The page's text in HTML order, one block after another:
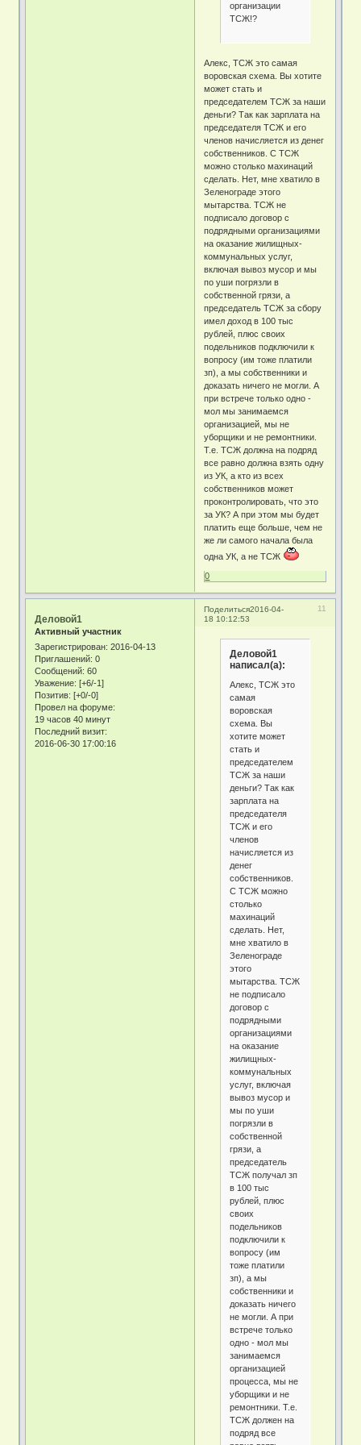
организации
ТСЖ!?
Алекс, ТСЖ это самая
воровская схема. Вы хотите
может стать и
председателем ТСЖ за наши
деньги? Так как зарплата на
председателя ТСЖ и его
членов начисляется из денег
собственников. С ТСЖ
можно столько махинаций
сделать. Нет, мне хватило в
Зеленограде этого
мытарства. ТСЖ не
подписало договор с
подрядными организациями
на оказание жилищных-
коммунальных услуг,
включая вывоз мусор и мы
по уши погрязли в
собственной грязи, а
председатель ТСЖ за сбору
имел доход в 100 тыс
рублей, плюс своих
подельников подключили к
вопросу (им тоже платили
зп), а мы собственники и
доказать ничего не могли. А
при встрече только одно -
мол мы занимаемся
организацией, мы не
уборщики и не ремонтники.
Т.е. ТСЖ должна на подряд
все равно должна взять одну
из УК, а кто из всех
собственников может
проконтролировать, что это
за УК? А при этом мы будет
платить еще больше, чем не
же ли самого начала была
одна УК, а не ТСЖ
0
Поделиться 11
2016-04-
18 10:12:53
Деловой1
Активный участник
Зарегистрирован: 2016-04-13
Приглашений: 0
Сообщений: 60
Уважение: [+6/-1]
Позитив: [+0/-0]
Провел на форуме:
19 часов 40 минут
Последний визит:
2016-06-30 17:00:16
Деловой1
написал(а):
Алекс, ТСЖ это
самая
воровская
схема. Вы
хотите может
стать и
председателем
ТСЖ за наши
деньги? Так как
зарплата на
председателя
ТСЖ и его
членов
начисляется из
денег
собственников.
С ТСЖ можно
столько
махинаций
сделать. Нет,
мне хватило в
Зеленограде
этого
мытарства. ТСЖ
не подписало
договор с
подрядными
организациями
на оказание
жилищных-
коммунальных
услуг, включая
вывоз мусор и
мы по уши
погрязли в
собственной
грязи, а
председатель
ТСЖ получал зп
в 100 тыс
рублей, плюс
своих
подельников
подключили к
вопросу (им
тоже платили
зп), а мы
собственники и
доказать ничего
не могли. А при
встрече только
одно - мол мы
занимаемся
организацией
процесса, мы не
уборщики и не
ремонтники. Т.е.
ТСЖ должен на
подряд все